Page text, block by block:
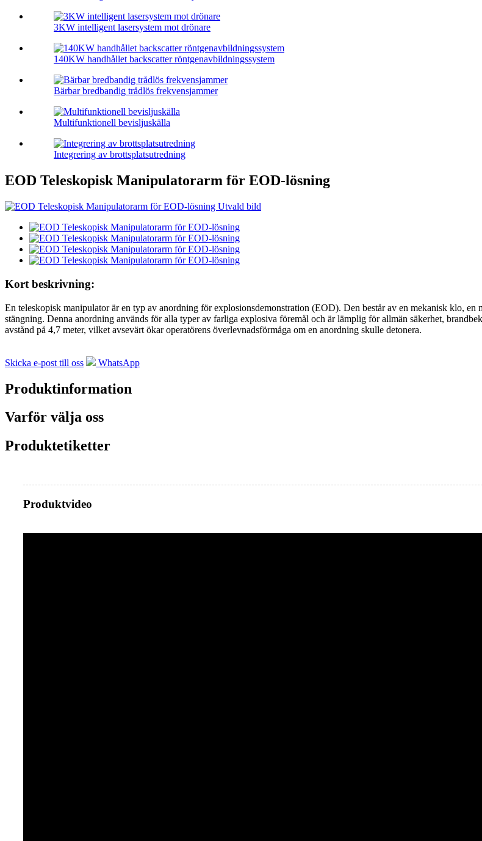
3KW intelligent lasersystem mot drönare
140KW handhållet backscatter röntgenavbildningssystem
Bärbar bredbandig trådlös frekvensjammer
Multifunktionell bevisljuskälla
Integrering av brottsplatsutredning
EOD Teleskopisk Manipulatorarm för EOD-lösning
Kort beskrivning:
En teleskopisk manipulator är en typ av anordning för explosionsdemonstration (EOD). Den består av en mekanisk klo,
stängning. Denna anordning används för alla typer av farliga explosiva föremål och är lämplig för allmän säkerhet,
avstånd på 4,7 meter, vilket avsevärt ökar operatörens överlevnadsförmåga om en anordning skulle detonera.
Skicka e-post till oss WhatsApp
Produktinformation
Varför välja oss
Produktetiketter
Produktvideo